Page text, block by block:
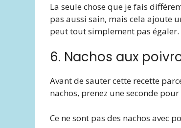
La seule chose que je fais
pas aussi sain, mais cela ajoute
peut tout simplement pas égaler.
6. Nachos aux
Avant de sauter cette recette
nachos, prenez une seconde
Ce ne sont pas des nachos avec